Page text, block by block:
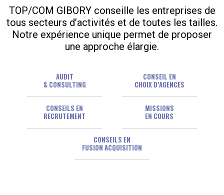
TOP/COM GIBORY conseille les entreprises de
tous secteurs d’activités et de toutes les tailles.
Notre expérience unique permet de proposer
une approche élargie.
AUDIT
& CONSULTING
CONSEIL EN
CHOIX D’AGENCES
CONSEILS EN
RECRUTEMENT
MISSIONS
EN COURS
CONSEILS EN
FUSION ACQUISITION